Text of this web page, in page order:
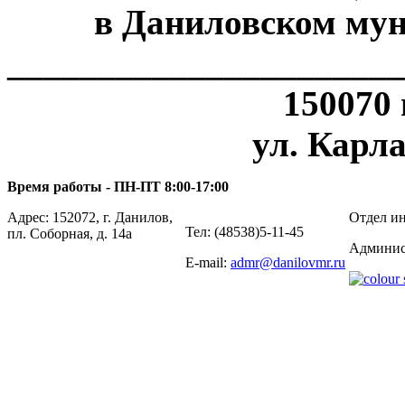
в Даниловском
150070
ул.
Время работы - ПН-ПТ 8:00-17:00
Адрес: 152072, г. Данилов,
пл. Соборная, д. 14а
Тел: (48538)5-11-45
E-mail: admr@danilovmr.ru
Отдел